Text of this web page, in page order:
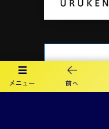
メニュー 前へ